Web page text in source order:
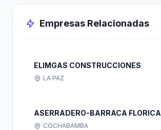
Empresas Relacionadas
ELIMGAS CONSTRUCCIONES
LA PAZ
ASERRADERO-BARRACA
COCHABAMBA